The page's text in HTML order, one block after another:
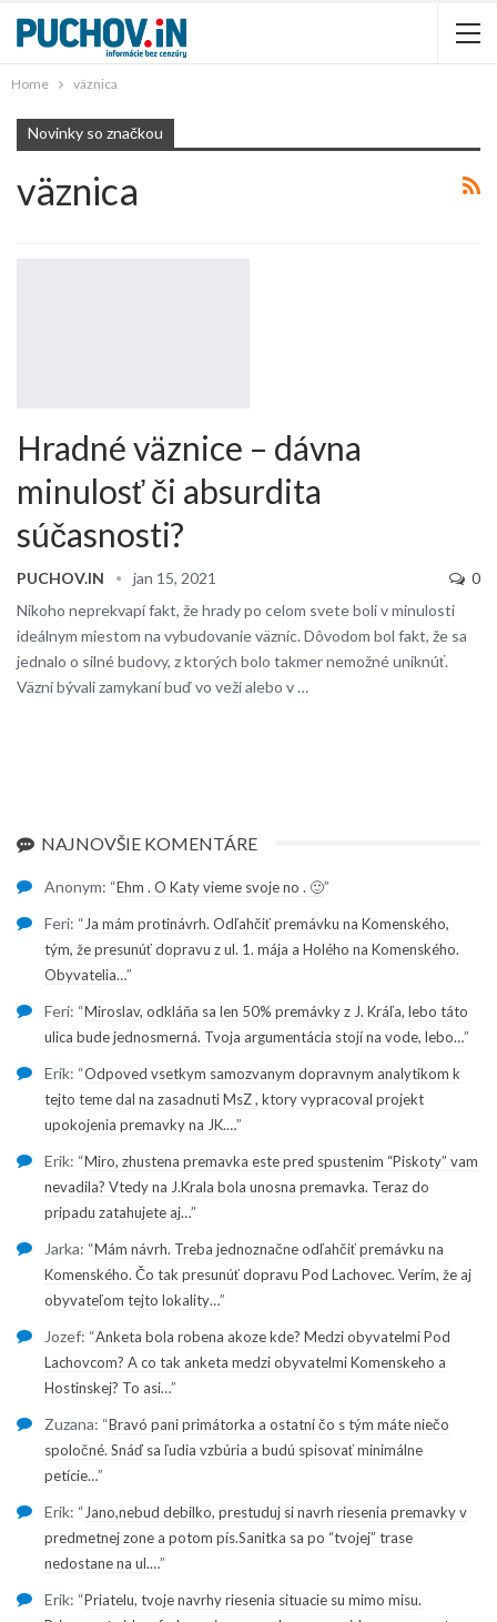
Home väznica
Novinky so značkou
väznica
Hradné väznice – dávna
minulosť či absurdita
súčasnosti?
PUCHOV.IN jan 15, 2021
0
Nikoho neprekvapí fakt, že hrady po celom svete boli v minulosti
ideálnym miestom na vybudovanie väzníc. Dôvodom bol fakt, že sa
jednalo o silné budovy, z ktorých bolo takmer nemožné uniknúť.
Väzni bývali zamykaní buď vo veži alebo v …
NAJNOVŠIE KOMENTÁRE
Anonym: “Ehm . O Katy vieme svoje no . 🙂”
Feri: “ Ja mám protinávrh. Odľahčiť premávku na Komenského,
tým, že presunúť dopravu z ul. 1. mája a Holého na Komenského.
Obyvatelia…”
Feri: “Miroslav, odkláňa sa len 50% premávky z J. Kráľa, lebo táto
ulica bude jednosmerná. Tvoja argumentácia stojí na vode, lebo…”
Erik: “Odpoved vsetkym samozvanym dopravnym analytikom k
tejto teme dal na zasadnuti MsZ , ktory vypracoval projekt
upokojenia premavky na JK.…”
Erik: “Miro, zhustena premavka este pred spustenim “Piskoty” vam
nevadila? Vtedy na J.Krala bola unosna premavka. Teraz do
pripadu zatahujete aj…”
Jarka: “Mám návrh. Treba jednoznačne odľahčiť premávku na
Komenského. Čo tak presunúť dopravu Pod Lachovec. Verím, že aj
obyvateľom tejto lokality…”
Jozef: “Anketa bola robena akoze kde? Medzi obyvatelmi Pod
Lachovcom? A co tak anketa medzi obyvatelmi Komenskeho a
Hostinskej? To asi…”
Zuzana: “Bravó pani primátorka a ostatní čo s tým máte niečo
spoločné. Snáď sa ľudia vzbúria a budú spisovať minimálne
petície…”
Erik: “ Jano,nebud debilko, prestuduj si navrh riesenia premavky v
predmetnej zone a potom pís.Sanitka sa po “tvojej” trase
nedostane na ul.…”
Erik: “Priatelu, tvoje navrhy riesenia situacie su mimo misu.